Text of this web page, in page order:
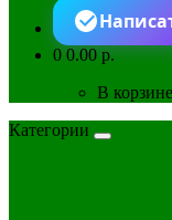
00.00 р.
В
Категории